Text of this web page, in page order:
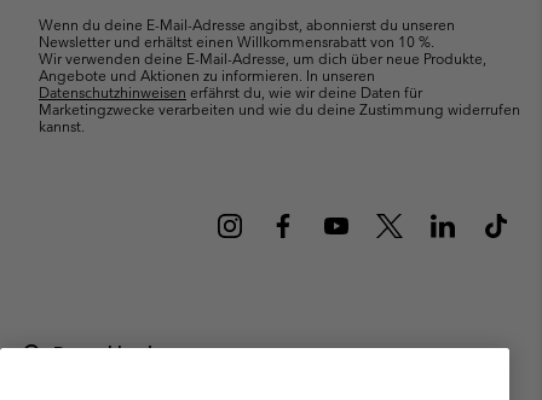
Wenn du deine E-Mail-Adresse angibst, abonnierst du unseren
Newsletter und erhältst einen Willkommensrabatt von 10 %.
Wir verwenden deine E-Mail-Adresse, um dich über neue Produkte,
Angebote und Aktionen zu informieren. In unseren
Datenschutzhinweisen erfährst du, wie wir deine Daten für
Marketingzwecke verarbeiten und wie du deine Zustimmung widerrufen
kannst.
Deutschland